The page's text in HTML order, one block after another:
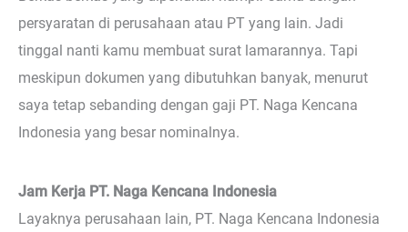
persyaratan di perusahaan atau PT yang lain. Jadi
tinggal nanti kamu membuat surat lamarannya. Tapi
meskipun dokumen yang dibutuhkan banyak, menurut
saya tetap sebanding dengan gaji PT. Naga Kencana
Indonesia yang besar nominalnya.
Jam Kerja PT. Naga Kencana Indonesia
Layaknya perusahaan lain, PT. Naga Kencana Indonesia